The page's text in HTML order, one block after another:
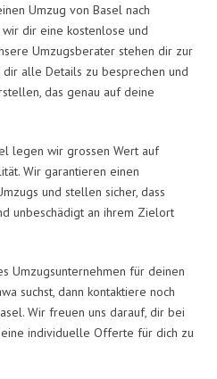
Umzug von Basel nach
dir eine kostenlose und
Umzugsberater stehen dir zur
alle Details zu besprechen und
das genau auf deine
legen wir grossen Wert auf
Wir garantieren einen
und stellen sicher, dass
unbeschädigt an ihrem Zielort
Umzugsunternehmen für deinen
suchst, dann kontaktiere noch
Wir freuen uns darauf, dir bei
individuelle Offerte für dich zu